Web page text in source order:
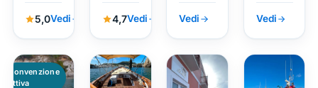
Servizio
Bar
5,0Vedi 4,7Vedi Vedi Vedi
Convenzione
attiva